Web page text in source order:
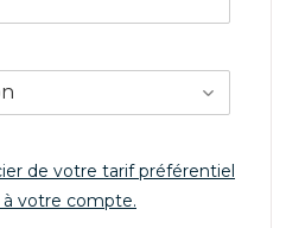
de votre tarif préférentiel
votre compte.